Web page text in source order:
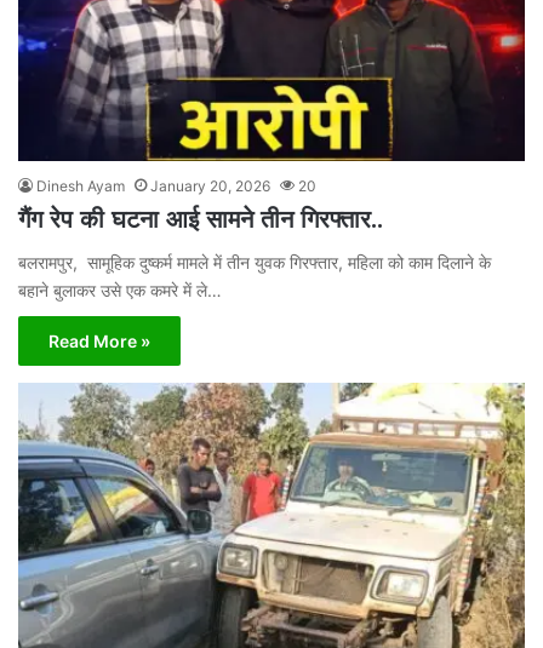
Dinesh Ayam January 20, 2026 20
गैंग रेप की घटना आई सामने तीन गिरफ्तार..
बलरामपुर, सामूहिक दुष्कर्म मामले में तीन युवक गिरफ्तार, महिला को काम दिलाने के
बहाने बुलाकर उसे एक कमरे में ले…
Read More »